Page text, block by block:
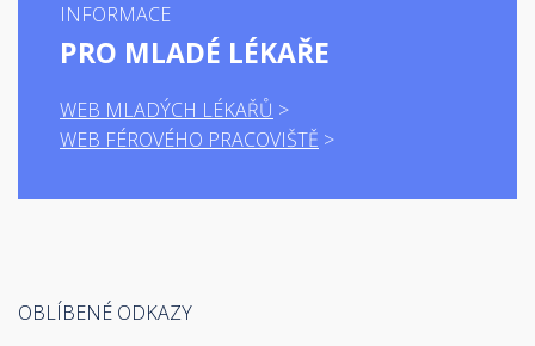
INFORMACE
PRO MLADÉ LÉKAŘE
WEB MLADÝCH LÉKAŘŮ
WEB FÉROVÉHO PRACOVIŠTĚ
OBLÍBENÉ ODKAZY